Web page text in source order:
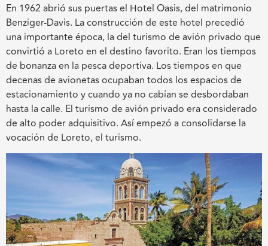
En 1962 abrió sus puertas el Hotel Oasis, del matrimonio
Benziger-Davis. La construcción de este hotel precedió
una importante época, la del turismo de avión privado que
convirtió a Loreto en el destino favorito. Eran los tiempos
de bonanza en la pesca deportiva. Los tiempos en que
decenas de avionetas ocupaban todos los espacios de
estacionamiento y cuando ya no cabían se desbordaban
hasta la calle. El turismo de avión privado era considerado
de alto poder adquisitivo. Así empezó a consolidarse la
vocación de Loreto, el turismo.